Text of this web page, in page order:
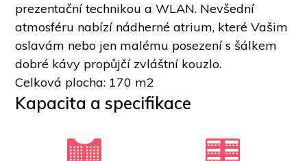
prezentační technikou a WLAN. Nevšední
atmosféru nabízí nádherné atrium, které Vašim
oslavám nebo jen malému posezení s šálkem
dobré kávy propůjčí zvláštní kouzlo.
Celková plocha: 170 m2
Kapacita a specifikace